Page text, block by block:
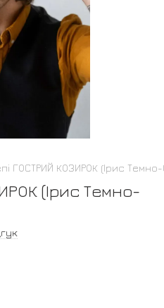
ГОСТРИЙ КОЗИРОК (Ірис Темно-
(Ірис Темно-